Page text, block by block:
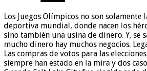
Los Juegos Olímpicos no son solamente
deportiva mundial, donde nacen los
sino también una usina de dinero. Y, se
mucho dinero hay muchos negocios.
Las compras de votos para las
siempre han estado en la mira y dos